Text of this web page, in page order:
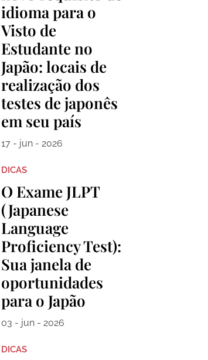
idioma para o
Visto de
Estudante no
Japão: locais de
realização dos
testes de japonês
em seu país
17 - jun - 2026
DICAS
O Exame JLPT
(Japanese
Language
Proficiency Test):
Sua janela de
oportunidades
para o Japão
03 - jun - 2026
DICAS